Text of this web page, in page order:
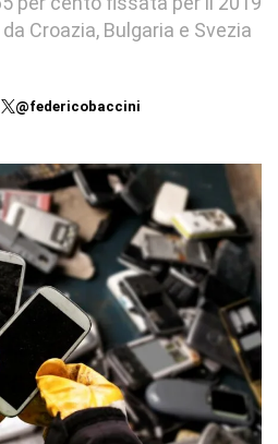
Croazia, Bulgaria e Svezia
@federicobaccini